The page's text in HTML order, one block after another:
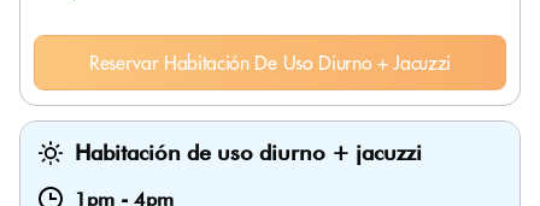
Reservar Habitación De Uso Diurno + Jacuzzi
Habitación de uso diurno + jacuzzi
1pm - 4pm